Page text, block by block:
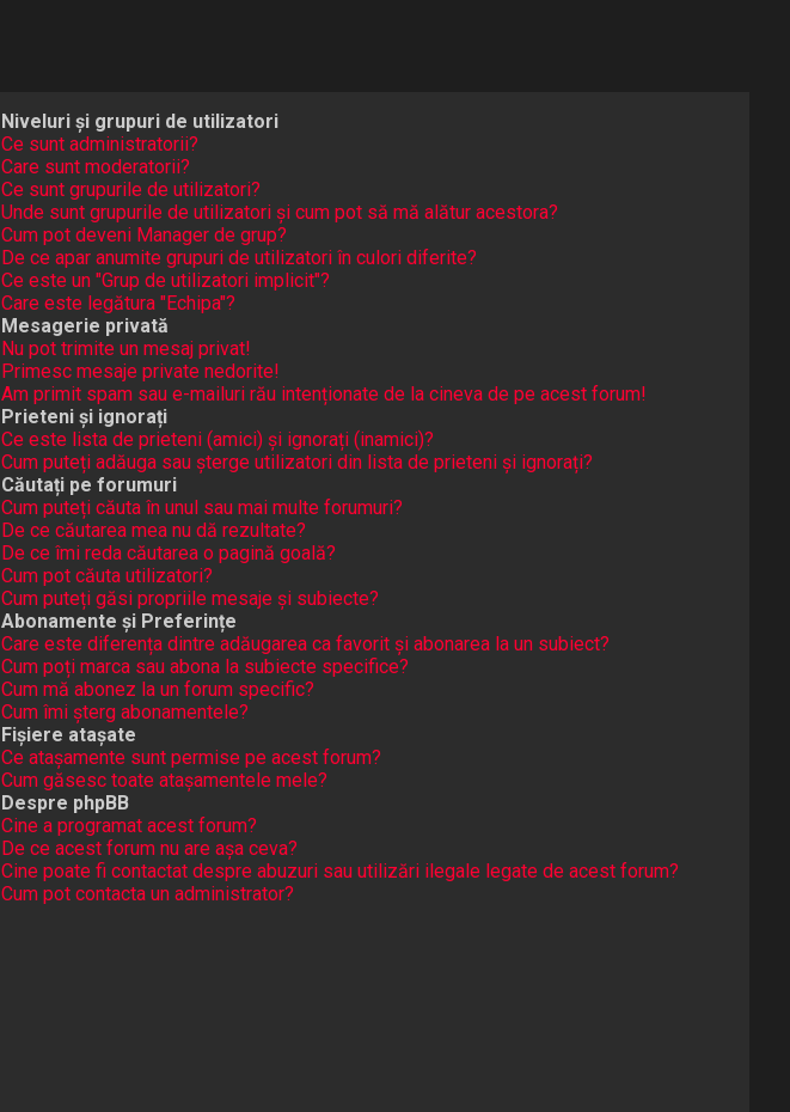
Niveluri și grupuri de utilizatori
Ce sunt administratorii?
Care sunt moderatorii?
Ce sunt grupurile de utilizatori?
Unde sunt grupurile de utilizatori și cum pot să mă alătur acestora?
Cum pot deveni Manager de grup?
De ce apar anumite grupuri de utilizatori în culori diferite?
Ce este un "Grup de utilizatori implicit"?
Care este legătura "Echipa"?
Mesagerie privată
Nu pot trimite un mesaj privat!
Primesc mesaje private nedorite!
Am primit spam sau e-mailuri rău intenționate de la cineva de pe acest forum!
Prieteni și ignorați
Ce este lista de prieteni (amici) și ignorați (inamici)?
Cum puteți adăuga sau șterge utilizatori din lista de prieteni și ignorați?
Căutați pe forumuri
Cum puteți căuta în unul sau mai multe forumuri?
De ce căutarea mea nu dă rezultate?
De ce îmi reda căutarea o pagină goală?
Cum pot căuta utilizatori?
Cum puteți găsi propriile mesaje și subiecte?
Abonamente și Preferințe
Care este diferența dintre adăugarea ca favorit și abonarea la un subiect?
Cum poți marca sau abona la subiecte specifice?
Cum mă abonez la un forum specific?
Cum îmi șterg abonamentele?
Fișiere atașate
Ce atașamente sunt permise pe acest forum?
Cum găsesc toate atașamentele mele?
Despre phpBB
Cine a programat acest forum?
De ce acest forum nu are așa ceva?
Cine poate fi contactat despre abuzuri sau utilizări ilegale legate de acest forum?
Cum pot contacta un administrator?